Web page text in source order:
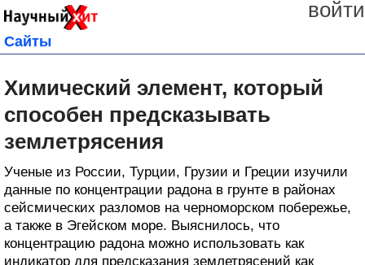
войти
Сайты
Химический элемент, который
способен предсказывать
землетрясения
Ученые из России, Турции, Грузии и Греции изучили
данные по концентрации радона в грунте в районах
сейсмических разломов на черноморском побережье,
а также в Эгейском море. Выяснилось, что
концентрацию радона можно использовать как
индикатор для предсказания землетрясений как